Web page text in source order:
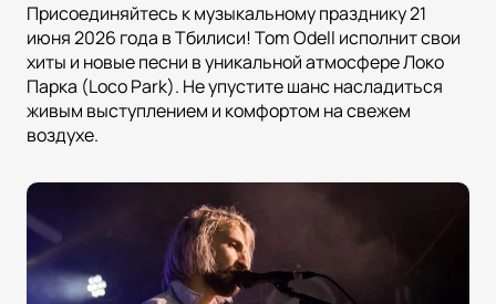
Присоединяйтесь к музыкальному празднику 21
июня 2026 года в Тбилиси! Tom Odell исполнит свои
хиты и новые песни в уникальной атмосфере Локо
Парка (Loco Park). Не упустите шанс насладиться
живым выступлением и комфортом на свежем
воздухе.